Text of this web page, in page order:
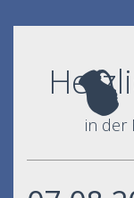
in der